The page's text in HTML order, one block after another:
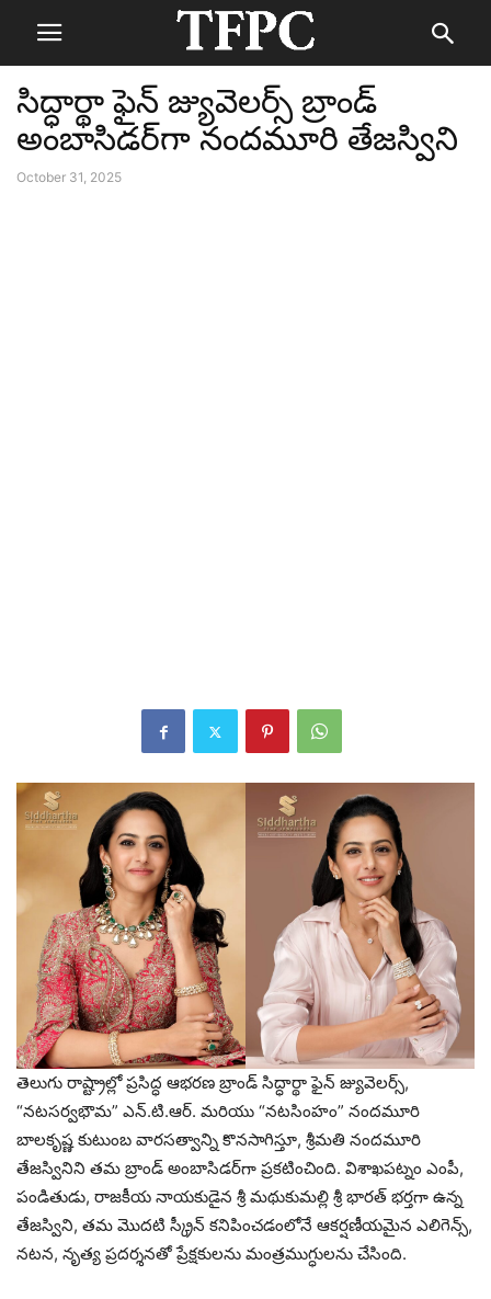
సిద్ధార్థా ఫైన్ జ్యువెలర్స్ బ్రాండ్
అంబాసిడర్‌గా నందమూరి తేజస్విని
October 31, 2025
తెలుగు రాష్ట్రాల్లో ప్రసిద్ధ ఆభరణ బ్రాండ్ సిద్ధార్థా ఫైన్ జ్యువెలర్స్,
“నటసర్వభౌమ” ఎన్.టి.ఆర్. మరియు “నటసింహం” నందమూరి
బాలకృష్ణ కుటుంబ వారసత్వాన్ని కొనసాగిస్తూ, శ్రీమతి నందమూరి
తేజస్వినిని తమ బ్రాండ్ అంబాసిడర్‌గా ప్రకటించింది. విశాఖపట్నం ఎంపీ,
పండితుడు, రాజకీయ నాయకుడైన శ్రీ మథుకుమల్లి శ్రీ భారత్ భర్తగా ఉన్న
తేజస్విని, తమ మొదటి స్క్రీన్ కనిపించడంలోనే ఆకర్షణీయమైన ఎలిగెన్స్,
నటన, నృత్య ప్రదర్శనతో ప్రేక్షకులను మంత్రముగ్ధులను చేసింది.